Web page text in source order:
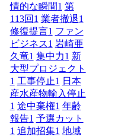
情的な瞬間1 第
113回 1 業者撤退1
修復提言1 ファン
ビジネス1 岩崎亜
久竜1 集中力1 新
大型プロジェクト
1 工事停止1 日本
産水産物輸入停止
1 途中棄権1 年齢
報告1 予選カット
1 追加招集1 地域